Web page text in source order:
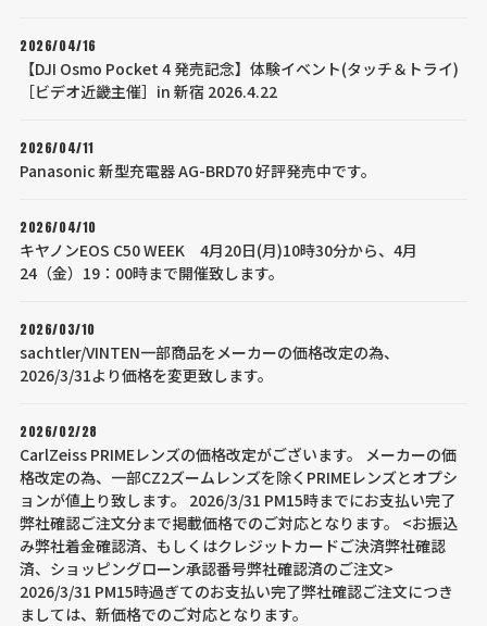
2026/04/16
【DJI Osmo Pocket 4 発売記念】体験イベント(タッチ＆トライ)
［ビデオ近畿主催］in 新宿 2026.4.22
2026/04/11
Panasonic 新型充電器 AG-BRD70 好評発売中です。
2026/04/10
キヤノンEOS C50 WEEK 4月20日(月)10時30分から、4月
24（金）19：00時まで開催致します。
2026/03/10
sachtler/VINTEN一部商品をメーカーの価格改定の為、
2026/3/31より価格を変更致します。
2026/02/28
CarlZeiss PRIMEレンズの価格改定がございます。 メーカーの価
格改定の為、一部CZ2ズームレンズを除くPRIMEレンズとオプシ
ョンが値上り致します。 2026/3/31 PM15時までにお支払い完了
弊社確認ご注文分まで掲載価格でのご対応となります。 <お振込
み弊社着金確認済、もしくはクレジットカードご決済弊社確認
済、ショッピングローン承認番号弊社確認済のご注文>
2026/3/31 PM15時過ぎてのお支払い完了弊社確認ご注文につき
ましては、新価格でのご対応となります。